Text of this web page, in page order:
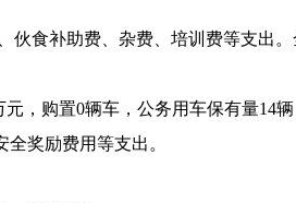
伙食补助费、杂费、培训费等支出
，购置0辆车，公务用车保有量14
奖励费用等支出。